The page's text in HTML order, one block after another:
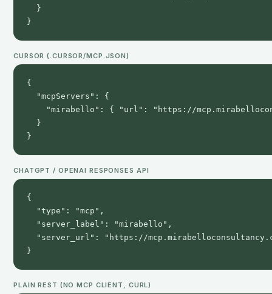
  }
}
CURSOR (.CURSOR/MCP.JSON)
{
  "mcpServers": {
"mirabello": { "url": "https://
  }
}
CHATGPT / OPENAI RESPONSES API
{
  "type": "mcp",
  "server_label": "mirabello",
"server_url": "https://
}
PLAIN REST (NO MCP CLIENT, CURL)